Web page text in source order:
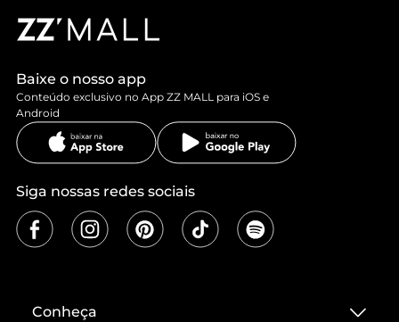
Baixe o nosso app
Conteúdo exclusivo no App ZZ MALL para iOS e
Android
Siga nossas redes sociais
Conheça